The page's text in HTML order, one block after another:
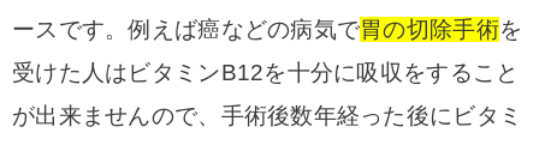
ースです。例えば癌などの病気で胃の切除手術を
受けた人はビタミンB12を十分に吸収をすること
が出来ませんので、手術後数年経った後にビタミ